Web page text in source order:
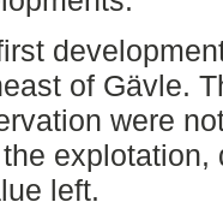
of Gävle.
were
left.